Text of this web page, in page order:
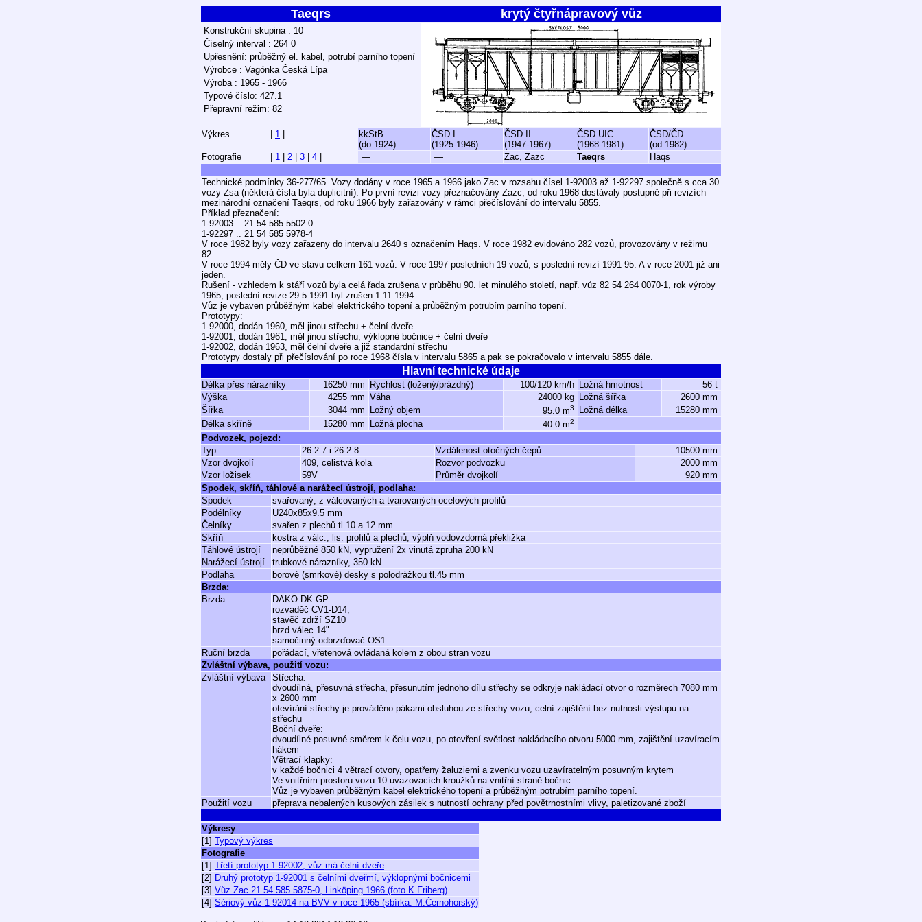
Taeqrs krytý čtyřnápravový vůz
Konstrukční skupina : 10
Číselný interval : 264 0
Upřesnění: průběžný el. kabel, potrubí parního topení
Výrobce : Vagónka Česká Lípa
Výroba : 1965 - 1966
Typové číslo: 427.1
Přepravní režim: 82
Výkres 1
kkStB
(do 1924)
ČSD I.
(1925-1946)
ČSD II.
(1947-1967)
ČSD UIC
(1968-1981)
ČSD/ČD
(od 1982)
Fotografie
1 2 3 4 — — Zac, Zazc Taeqrs Haqs
Technické podmínky 36-277/65. Vozy dodány v roce 1965 a 1966 jako Zac v rozsahu čísel 1-92003 až 1-92297 společně s cca 30
vozy Zsa (některá čísla byla duplicitní). Po první revizi vozy přeznačovány Zazc, od roku 1968 dostávaly postupně při revizích
mezinárodní označení Taeqrs, od roku 1966 byly zařazovány v rámci přečíslování do intervalu 5855.
Příklad přeznačení:
1-92003 .. 21 54 585 5502-0
1-92297 .. 21 54 585 5978-4
V roce 1982 byly vozy zařazeny do intervalu 2640 s označením Haqs. V roce 1982 evidováno 282 vozů, provozovány v režimu
82.
V roce 1994 měly ČD ve stavu celkem 161 vozů. V roce 1997 posledních 19 vozů, s poslední revizí 1991-95. A v roce 2001 již ani
jeden.
Rušení - vzhledem k stáří vozů byla celá řada zrušena v průběhu 90. let minulého století, např. vůz 82 54 264 0070-1, rok výroby
1965, poslední revize 29.5.1991 byl zrušen 1.11.1994.
Vůz je vybaven průběžným kabel elektrického topení a průběžným potrubím parního topení.
Prototypy:
1-92000, dodán 1960, měl jinou střechu + čelní dveře
1-92001, dodán 1961, měl jinou střechu, výklopné bočnice + čelní dveře
1-92002, dodán 1963, měl čelní dveře a již standardní střechu
Prototypy dostaly při přečíslování po roce 1968 čísla v intervalu 5865 a pak se pokračovalo v intervalu 5855 dále.
Hlavní technické údaje
Délka přes nárazníky 16250 mm Rychlost (ložený/prázdný) 100/120 km/h Ložná hmotnost
56 t
Výška
4255 mm Váha 24000 kg Ložná šířka
2600 mm
Šířka
3044 mm Ložný objem 95.0 m3 Ložná délka
15280 mm
Délka skříně
15280 mm Ložná plocha 40.0 m2
Podvozek, pojezd:
Typ
26-2.7 i 26-2.8 Vzdálenost otočných čepů
10500 mm
Vzor dvojkolí
409, celistvá kola Rozvor podvozku
2000 mm
Vzor ložisek
59V Průměr dvojkolí
920 mm
Spodek, skříň, táhlové a narážecí ústrojí, podlaha:
Spodek
svařovaný, z válcovaných a tvarovaných ocelových profilů
Podélníky
U240x85x9.5 mm
Čelníky
svařen z plechů tl.10 a 12 mm
Skříň
kostra z válc., lis. profilů a plechů, výplň vodovzdorná překližka
Táhlové ústrojí
neprůběžné 850 kN, vypružení 2x vinutá zpruha 200 kN
Narážecí ústrojí
trubkové nárazníky, 350 kN
Podlaha
borové (smrkové) desky s polodrážkou tl.45 mm
Brzda:
Brzda
DAKO DK-GP
rozvaděč CV1-D14,
stavěč zdrží SZ10
brzd.válec 14"
samočinný odbrzďovač OS1
Ruční brzda
pořádací, vřetenová ovládaná kolem z obou stran vozu
Zvláštní výbava, použití vozu:
Zvláštní výbava
Střecha:
dvoudílná, přesuvná střecha, přesunutím jednoho dílu střechy se odkryje nakládací otvor o rozměrech 7080 mm
x 2600 mm
otevírání střechy je prováděno pákami obsluhou ze střechy vozu, celní zajištění bez nutnosti výstupu na
střechu
Boční dveře:
dvoudílné posuvné směrem k čelu vozu, po otevření světlost nakládacího otvoru 5000 mm, zajištění uzavíracím
hákem
Větrací klapky:
v každé bočnici 4 větrací otvory, opatřeny žaluziemi a zvenku vozu uzavíratelným posuvným krytem
Ve vnitřním prostoru vozu 10 uvazovacích kroužků na vnitřní straně bočnic.
Vůz je vybaven průběžným kabel elektrického topení a průběžným potrubím parního topení.
Použití vozu
přeprava nebalených kusových zásilek s nutností ochrany před povětrnostními vlivy, paletizované zboží
Výkresy
[1] Typový výkres
Fotografie
[1] Třetí prototyp 1-92002, vůz má čelní dveře
[2] Druhý prototyp 1-92001 s čelními dveřmí, výklopnými bočnicemi
[3] Vůz Zac 21 54 585 5875-0, Linköping 1966 (foto K.Friberg)
[4] Sériový vůz 1-92014 na BVV v roce 1965 (sbírka. M.Černohorský)